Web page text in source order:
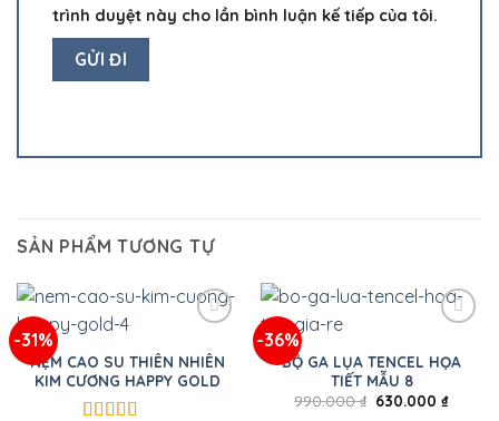
trình duyệt này cho lần bình luận kế tiếp của tôi.
SẢN PHẨM TƯƠNG TỰ
-31%
NỆM CAO SU THIÊN NHIÊN
KIM CƯƠNG HAPPY GOLD
-36%
BỘ GA LỤA TENCEL HỌA
TIẾT MẪU 8
990.000₫ 630.000₫